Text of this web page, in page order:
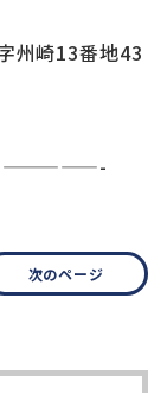
州崎13番地43
次のページ